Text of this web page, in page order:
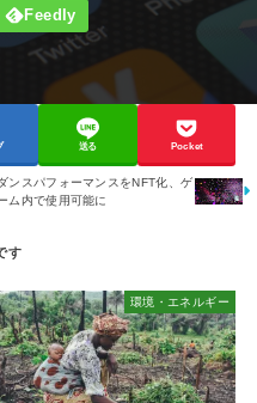
送る Pocket
ンスパフォーマンスをNFT化、ゲ
ム内で使用可能に
環境・エネルギー